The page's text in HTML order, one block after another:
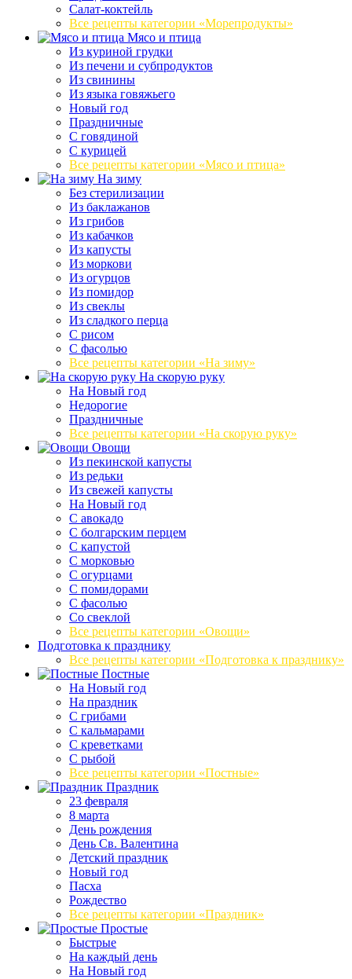
Салат-коктейль
Все рецепты категории «Морепродукты»
Мясо и птица
Из куриной грудки
Из печени и субпродуктов
Из свинины
Из языка говяжьего
Новый год
Праздничные
С говядиной
С курицей
Все рецепты категории «Мясо и птица»
На зиму
Без стерилизации
Из баклажанов
Из грибов
Из кабачков
Из капусты
Из моркови
Из огурцов
Из помидор
Из свеклы
Из сладкого перца
С рисом
С фасолью
Все рецепты категории «На зиму»
На скорую руку
На Новый год
Недорогие
Праздничные
Все рецепты категории «На скорую руку»
Овощи
Из пекинской капусты
Из редьки
Из свежей капусты
На Новый год
С авокадо
С болгарским перцем
С капустой
С морковью
С огурцами
С помидорами
С фасолью
Со свеклой
Все рецепты категории «Овощи»
Подготовка к празднику
Все рецепты категории «Подготовка к празднику»
Постные
На Новый год
На праздник
С грибами
С кальмарами
С креветками
С рыбой
Все рецепты категории «Постные»
Праздник
23 февраля
8 марта
День рождения
День Св. Валентина
Детский праздник
Новый год
Пасха
Рождество
Все рецепты категории «Праздник»
Простые
Быстрые
На каждый день
На Новый год